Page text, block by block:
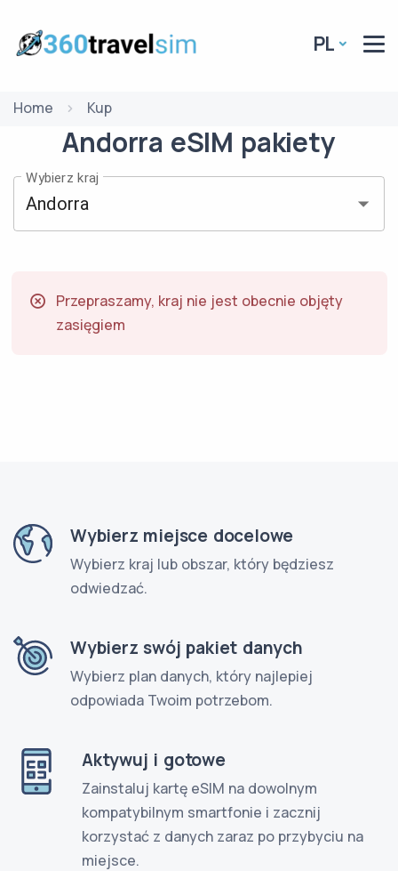
PL
Home Kup
Andorra eSIM pakiety
Wybierz kraj
Przepraszamy, kraj nie jest obecnie objęty
zasięgiem
Wybierz miejsce docelowe
Wybierz kraj lub obszar, który będziesz
odwiedzać.
Wybierz swój pakiet danych
Wybierz plan danych, który najlepiej
odpowiada Twoim potrzebom.
Aktywuj i gotowe
Zainstaluj kartę eSIM na dowolnym
kompatybilnym smartfonie i zacznij
korzystać z danych zaraz po przybyciu na
miejsce.